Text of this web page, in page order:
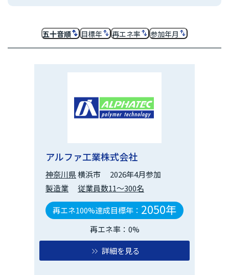
五十音順 目標年 再エネ率 参加年月
アルファ工業株式会社
神奈川県横浜市
2026年4月参加
製造業
従業員数11～300名
再エネ100%達成目標年： 2050年
再エネ率：0%
詳細を見る